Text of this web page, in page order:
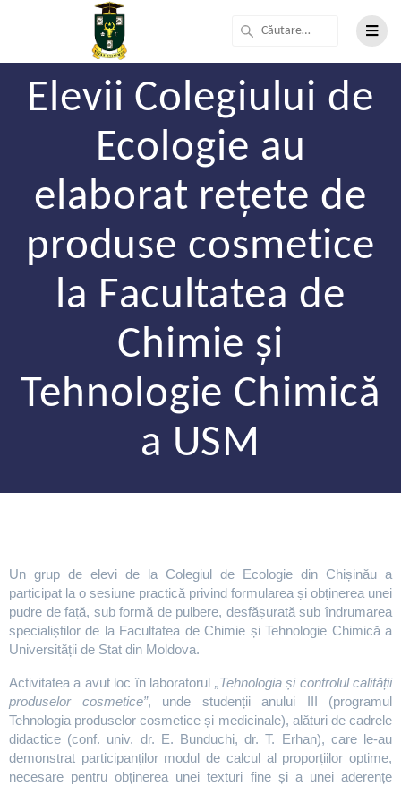
Elevii Colegiului de
Ecologie au
elaborat rețete de
produse cosmetice
la Facultatea de
Chimie și
Tehnologie Chimică
a USM
Un grup de elevi de la Colegiul de Ecologie din Chișinău a
participat la o sesiune practică privind formularea și obținerea unei
pudre de față, sub formă de pulbere, desfășurată sub îndrumarea
specialiștilor de la Facultatea de Chimie și Tehnologie Chimică a
Universității de Stat din Moldova.
Activitatea a avut loc în laboratorul „Tehnologia și controlul calității
produselor cosmetice”, unde studenții anului III (programul
Tehnologia produselor cosmetice și medicinale), alături de cadrele
didactice (conf. univ. dr. E. Bunduchi, dr. T. Erhan), care le-au
demonstrat participanților modul de calcul al proporțiilor optime,
necesare pentru obținerea unei texturi fine și a unei aderențe